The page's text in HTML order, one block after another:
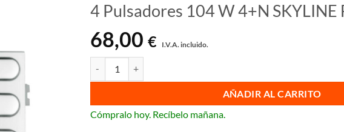
4 Pulsadores 104 W 4+N SKYLINE
68,00 € I.V.A. incluido.
AÑADIR AL CARRITO
Cómpralo hoy. Recíbelo mañana.